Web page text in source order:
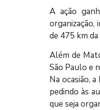
A ação
organização,
de 475 km
Além de
São Paulo e
Na ocasião,
pedindo às
que seja